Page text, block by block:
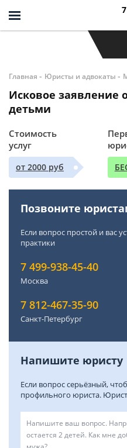
Главная - Юристы и адвокаты -
Исковое заявление
детьми
Стоимость
услуг
от 2000 руб
Позвоните
Если вопрос простой и вас
практики
7 499-938-45-40
Москва
7 812-467-35-90
Санкт-Петербург
Напишите юристу
Если вопрос серьёзный,
профильного юриста.